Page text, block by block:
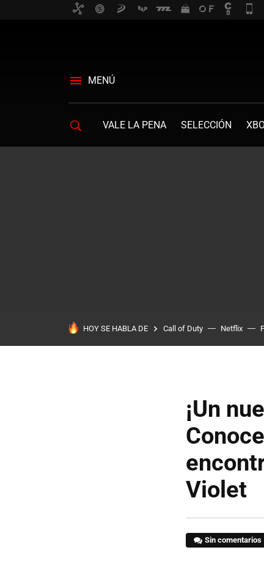
MENÚ
VALE LA PENA SELECCIÓN
HOY SE HABLA DE Call of Duty Netflix
¡Un
Violet
Sin comentarios